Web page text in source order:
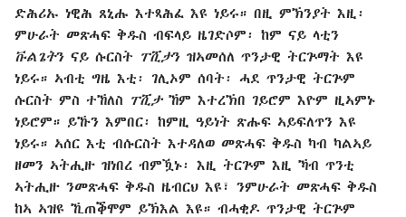
ድሕሪኡ ነዊሕ ጸኒሑ እተጻሕፈ እዩ ነይሩ። በዚ ምኽንያት እዚ፡
ምሁራት መጽሓፍ ቅዱስ ብፍላይ ዜገድሶም፡ ከም ናይ ላቲን
ቩልጌትን ናይ ሱርስት ፐሺታን ዝኣመሰለ ጥንታዊ ትርጕማት እዩ
ነይሩ። ኣብቲ ግዜ እቲ፡ ገሊኦም ሰባት፡ ሓደ ጥንታዊ ትርጕም
ሱርስት ምስ ተኸለስ
ፐሺታ ኸም እተረኽበ ገይሮም እዮም ዚኣምኑ
ነይሮም። ይኹን እምበር፡ ከምዚ ዓይነት ጽሑፍ ኣይፍለጥን እዩ
ነይሩ። ኣሰር እቲ ብሱርስት እተዳለወ መጽሓፍ ቅዱስ ካብ ካልኣይ
ዘመን ኣትሒዙ ዝነበረ ብምዃኑ፡ እዚ ትርጕም እዚ ኻብ ጥንቲ
ኣትሒዙ ንመጽሓፍ ቅዱስ ዜብርህ እዩ፣ ንምሁራት መጽሓፍ ቅዱስ
ከኣ ኣዝዩ ኺጠቕሞም ይኽእል እዩ። ብሓቂዶ ጥንታዊ ትርጕም